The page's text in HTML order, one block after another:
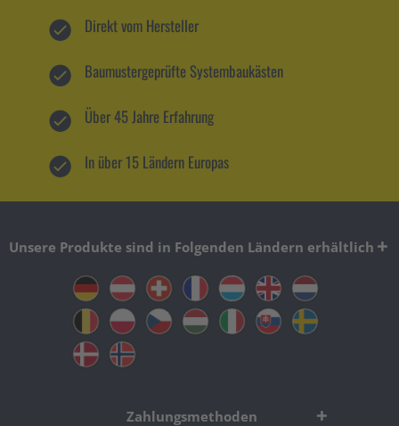
Direkt vom Hersteller
Baumustergeprüfte Systembaukästen
Über 45 Jahre Erfahrung
In über 15 Ländern Europas
Unsere Produkte sind in Folgenden Ländern erhältlich
Zahlungsmethoden